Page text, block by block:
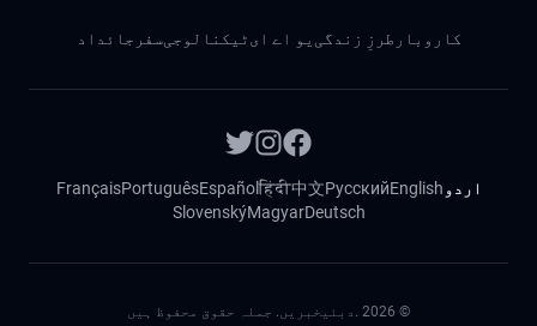
کاروبار طرزِ زندگی یو اے ایٹیکنالوجیسفر جائداد
اردو English
Русский
中文
हिंदी
Español
Português
Français
Deutsch
Magyar
Slovenský
©
2026 .دبئیخبریں. جملہ حقوق محفوظ ہیں